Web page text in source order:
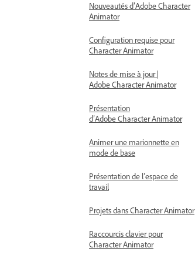
Nouveautés d’Adobe Character
Animator
Configuration requise pour
Character Animator
Notes de mise à jour |
Adobe Character Animator
Présentation
dʼAdobe Character Animator
Animer une marionnette en
mode de base
Présentation de l’espace de
travail
Projets dans Character Animator
Raccourcis clavier pour
Character Animator